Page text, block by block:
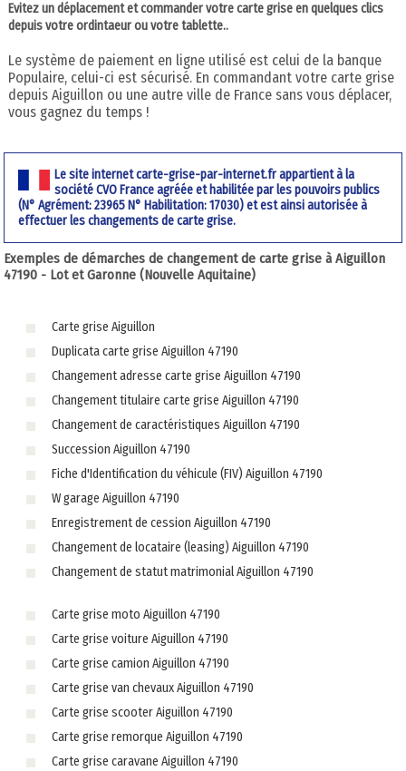
Evitez un déplacement et commander votre carte grise en quelques clics
depuis votre ordintaeur ou votre tablette..
Le système de paiement en ligne utilisé est celui de la banque
Populaire, celui-ci est sécurisé. En commandant votre carte grise
depuis Aiguillon ou une autre ville de France sans vous déplacer,
vous gagnez du temps !
Le site internet carte-grise-par-internet.fr appartient à la
société CVO France agréée et habilitée par les pouvoirs publics
(N° Agrément: 23965 N° Habilitation: 17030) et est ainsi autorisée à
effectuer les changements de carte grise.
Exemples de démarches de changement de carte grise à Aiguillon
47190 - Lot et Garonne (Nouvelle Aquitaine)
Carte grise Aiguillon
Duplicata carte grise Aiguillon 47190
Changement adresse carte grise Aiguillon 47190
Changement titulaire carte grise Aiguillon 47190
Changement de caractéristiques Aiguillon 47190
Succession Aiguillon 47190
Fiche d'Identification du véhicule (FIV) Aiguillon 47190
W garage Aiguillon 47190
Enregistrement de cession Aiguillon 47190
Changement de locataire (leasing) Aiguillon 47190
Changement de statut matrimonial Aiguillon 47190
Carte grise moto Aiguillon 47190
Carte grise voiture Aiguillon 47190
Carte grise camion Aiguillon 47190
Carte grise van chevaux Aiguillon 47190
Carte grise scooter Aiguillon 47190
Carte grise remorque Aiguillon 47190
Carte grise caravane Aiguillon 47190